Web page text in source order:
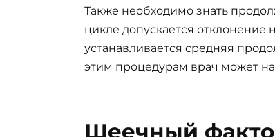
Также необходимо знать
цикле допускается отклонение
устанавливается средняя
этим процедурам врач может
Шеечный